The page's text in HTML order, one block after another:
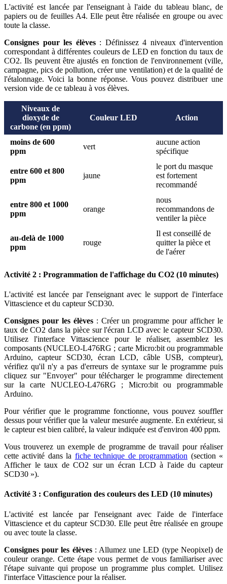
L'activité est lancée par l'enseignant à l'aide du tableau blanc, de
papiers ou de feuilles A4. Elle peut être réalisée en groupe ou avec
toute la classe.
Consignes pour les élèves: Définissez 4 niveaux d'intervention
correspondant à différentes couleurs de LED en fonction du taux de
CO2. Ils peuvent être ajustés en fonction de l'environnement (ville,
campagne, pics de pollution, créer une ventilation) et de la qualité de
l'étalonnage. Voici la bonne réponse. Vous pouvez distribuer une
version vide de ce tableau à vos élèves.
Niveaux de
dioxyde de
carbone (en ppm)
Couleur LED Action
moins de 600
ppm
vert
aucune action
spécifique
entre 600 et 800
ppm
jaune
le port du masque
est fortement
recommandé
entre 800 et 1000
ppm
orange
nous
recommandons de
ventiler la pièce
au-delà de 1000
ppm
rouge
Il est conseillé de
quitter la pièce et
de l'aérer
Activité 2 : Programmation de l'affichage du CO2 (10 minutes)
L'activité est lancée par l'enseignant avec le support de l'interface
Vittascience et du capteur SCD30.
Consignes pour les élèves: Créer un programme pour afficher le
taux de CO2 dans la pièce sur l'écran LCD avec le capteur SCD30.
Utilisez l'interface Vittascience pour le réaliser, assemblez les
composants (NUCLEO-L476RG ; carte Micro:bitou programmable
Arduino, capteur SCD30, écran LCD, câble USB, compteur),
vérifiez qu'il n'y a pas d'erreurs de syntaxe sur le programme puis
cliquez sur "Envoyer" pour télécharger le programme directement
sur la carte NUCLEO-L476RG ; Micro:bitou programmable
Arduino.
Pour vérifier que le programme fonctionne, vous pouvez souffler
dessus pour vérifier que la valeur mesurée augmente. En extérieur, si
le capteur est bien calibré, la valeur indiquée est d'environ 400 ppm.
Vous trouverez un exemple de programme de travail pour réaliser
cette activité dans la fiche technique de programmation (section «
Afficher le taux de CO2 sur un écran LCD à l'aide du capteur
SCD30 »).
Activité 3 : Configuration des couleurs des LED (10 minutes)
L'activité est lancée par l'enseignant avec l'aide de l'interface
Vittascience et du capteur SCD30. Elle peut être réalisée en groupe
ou avec toute la classe.
Consignes pour les élèves: Allumez une LED (type Neopixel) de
couleur orange. Cette étape vous permet de vous familiariser avec
l'étape suivante qui propose un programme plus complet. Utilisez
l'interface Vittascience pour la réaliser.